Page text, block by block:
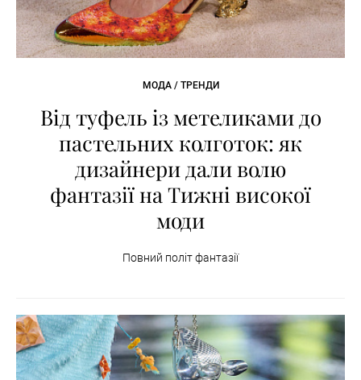
МОДА / ТРЕНДИ
Від туфель із метеликами до
пастельних колготок: як
дизайнери дали волю
фантазії на Тижні високої
моди
Повний політ фантазії